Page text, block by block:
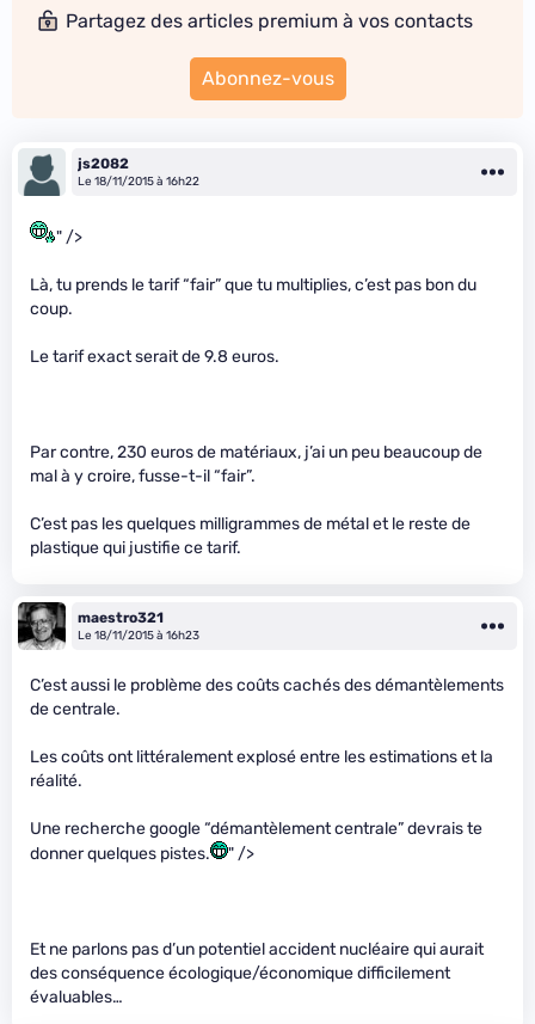
Partagez des articles premium à vos contacts
Abonnez-vous
js2082
Le 18/11/2015 à 16h22
" />
Là, tu prends le tarif “fair” que tu multiplies, c’est pas bon du
coup.
Le tarif exact serait de 9.8 euros.
Par contre, 230 euros de matériaux, j’ai un peu beaucoup de
mal à y croire, fusse-t-il “fair”.
C’est pas les quelques milligrammes de métal et le reste de
plastique qui justifie ce tarif.
maestro321
Le 18/11/2015 à 16h23
C’est aussi le problème des coûts cachés des démantèlements
de centrale.
Les coûts ont littéralement explosé entre les estimations et la
réalité.
Une recherche google “démantèlement centrale” devrais te
donner quelques pistes.
" />
Et ne parlons pas d’un potentiel accident nucléaire qui aurait
des conséquence écologique/économique difficilement
évaluables…